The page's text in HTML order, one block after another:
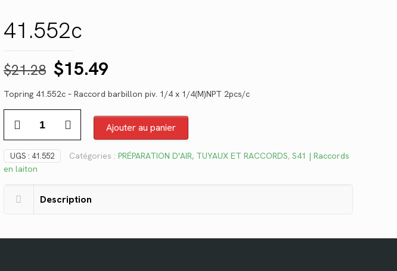
41.552c
$21.28 Le
prix
initial
était :
$21.28.
$15.49
prix
actuel
est :
$15.49.
Topring 41.552c – Raccord barbillon piv. 1/4 x 1/4(M)NPT 2pcs/c
41.552c
Ajouter au panier
UGS : 41.552 Catégories : PRÉPARATION D'AIR, TUYAUX ET RACCORDS, S41 | Raccords
en laiton
Description